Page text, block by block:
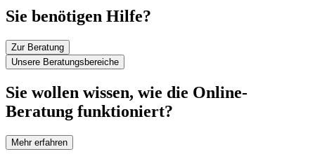
Sie benötigen Hilfe?
Zur Beratung
Unsere Beratungsbereiche
Sie wollen wissen, wie die Online-
Beratung funktioniert?
Mehr erfahren